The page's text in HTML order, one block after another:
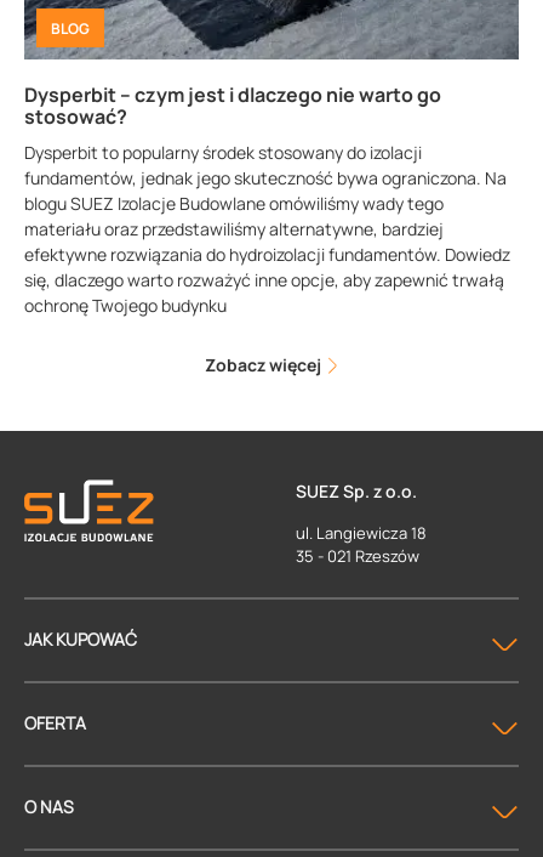
BLOG
Dysperbit – czym jest i dlaczego nie warto go
stosować?
Dysperbit to popularny środek stosowany do izolacji
fundamentów, jednak jego skuteczność bywa ograniczona. Na
blogu SUEZ Izolacje Budowlane omówiliśmy wady tego
materiału oraz przedstawiliśmy alternatywne, bardziej
efektywne rozwiązania do hydroizolacji fundamentów. Dowiedz
się, dlaczego warto rozważyć inne opcje, aby zapewnić trwałą
ochronę Twojego budynku
Zobacz więcej
SUEZ Sp. z o.o.
ul. Langiewicza 18
35 - 021 Rzeszów
JAK KUPOWAĆ
OFERTA
O NAS